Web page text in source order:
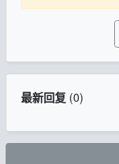
最新回复(0)